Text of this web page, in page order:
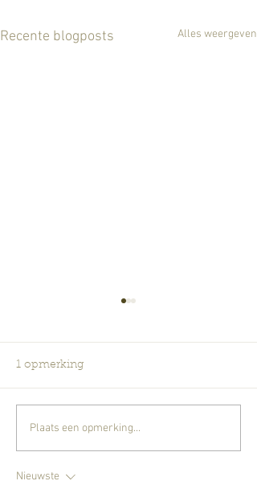
Recente blogposts Alles weergeven
Kermiskoopjes op de
zomerbloeiers
1 opmerking
Plaats een opmerking...
Nieuwste